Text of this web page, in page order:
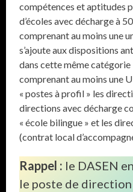
compétences et aptitudes
d’écoles avec décharge à
comprenant au moins une
s’ajoute aux dispositions
dans cette même catégorie
comprenant au moins une
« postes à profil » les
directions avec décharge
« école bilingue » et les
(contrat local
Rappel : le DASEN
le poste de direction